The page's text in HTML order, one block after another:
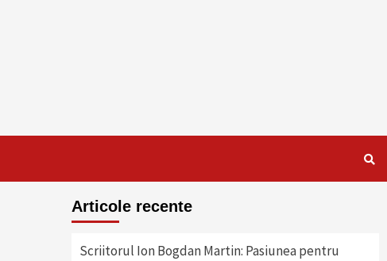
Articole recente
Scriitorul Ion Bogdan Martin: Pasiunea pentru